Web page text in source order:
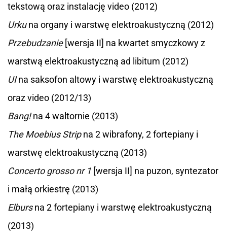
tekstową oraz instalację video (2012)
Urkuna organy i warstwę elektroakustyczną (2012)
Przebudzanie [wersja II] na kwartet smyczkowy z
warstwą elektroakustyczną ad libitum (2012)
UIna saksofon altowy i warstwę elektroakustyczną
oraz video (2012/13)
Bang!na 4 waltornie (2013)
The Moebius Stripna 2 wibrafony, 2 fortepiany i
warstwę elektroakustyczną (2013)
Concerto grosso nr 1 [wersja II] na puzon, syntezator
i małą orkiestrę (2013)
Elbursna 2 fortepiany i warstwę elektroakustyczną
(2013)